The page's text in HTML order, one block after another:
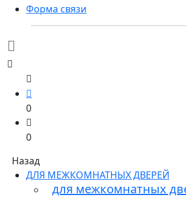
Форма связи
0
0
Назад
ДЛЯ МЕЖКОМНАТНЫХ ДВЕРЕЙ
для межкомнатных